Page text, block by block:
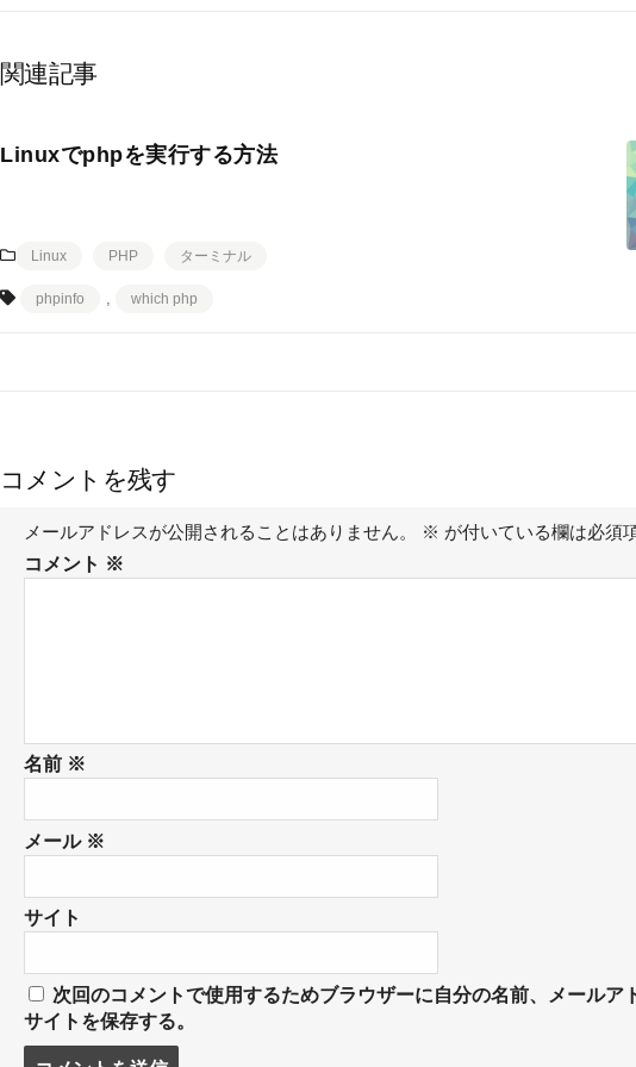
関連記事
Linuxでphpを実行する方法
Linux PHP ターミナル
phpinfo , which php
コメントを残す
メールアドレスが公開されることはありません。 ※ が付いている欄は必須
コメント ※
名前 ※
メール ※
サイト
次回のコメントで使用するためブラウザーに自分の名前、メールア
サイトを保存する。